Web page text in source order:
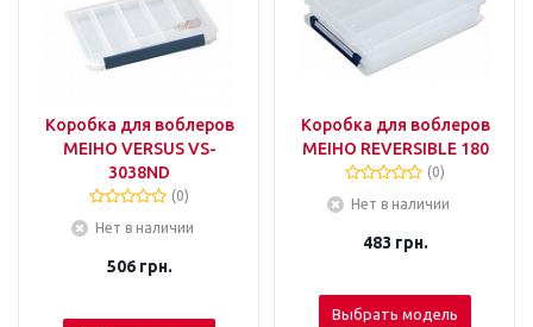
Коробка для воблеров
MEIHO VERSUS VS-
3038ND
(0)
Нет в наличии
506грн.
Коробка для воблеров
MEIHO REVERSIBLE 180
(0)
Нет в наличии
483 грн.
Выбрать модель